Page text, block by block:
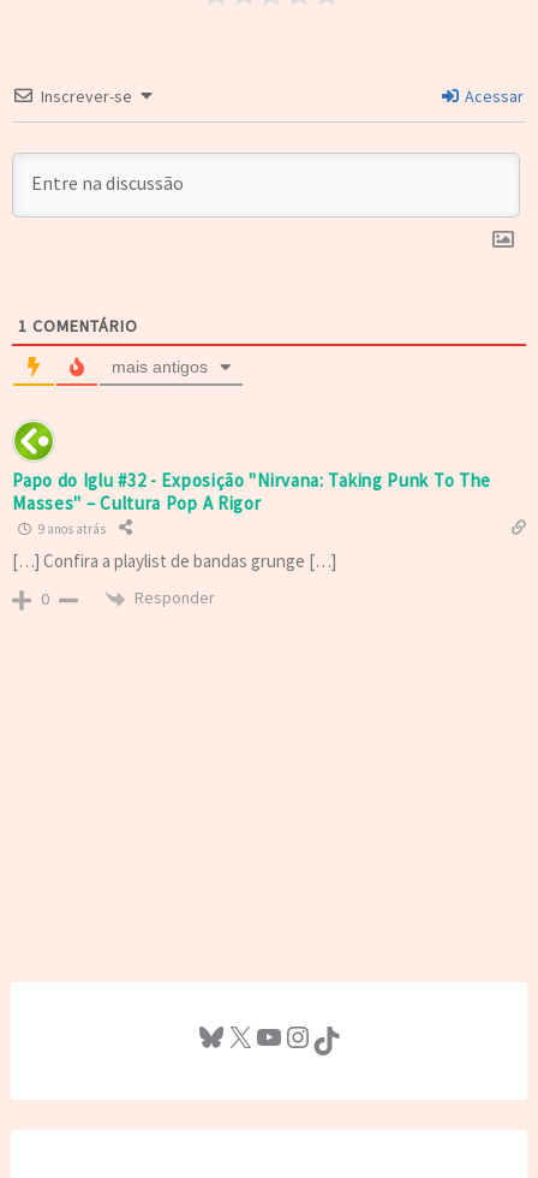
Inscrever-se Acessar
1 COMENTÁRIO
mais antigos
Papo do Iglu #32 - Exposição "Nirvana: Taking Punk To The
Masses" – Cultura Pop A Rigor
9 anos atrás
[…] Confira a playlist de bandas grunge […]
0 Responder
Bluesky X Youtube InstagramTikTok